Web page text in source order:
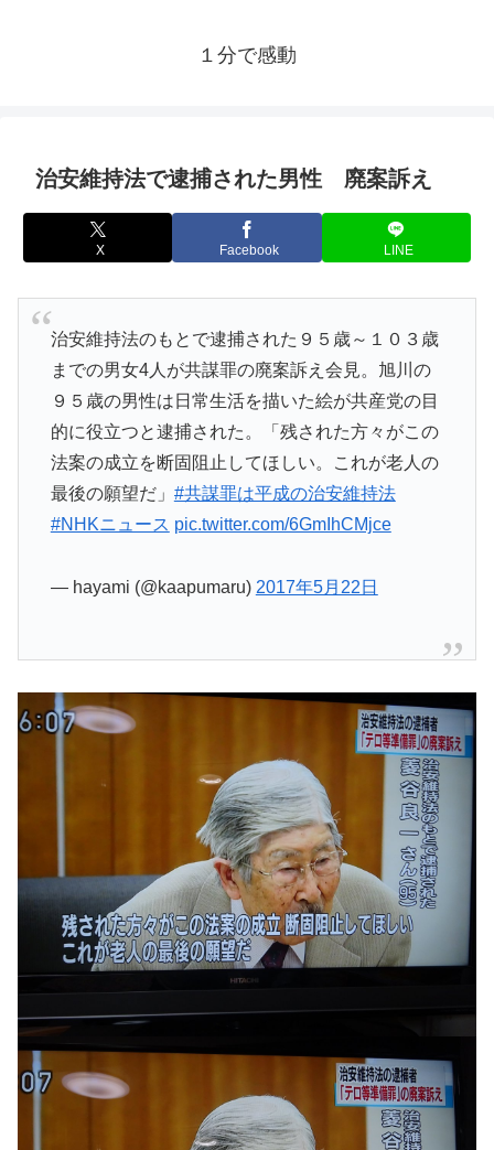
１分で感動
治安維持法で逮捕された男性 廃案訴え
X Facebook LINE
治安維持法のもとで逮捕された９５歳～１０３歳
までの男女4人が共謀罪の廃案訴え会見。旭川の
９５歳の男性は日常生活を描いた絵が共産党の目
的に役立つと逮捕された。「残された方々がこの
法案の成立を断固阻止してほしい。これが老人の
最後の願望だ」 #共謀罪は平成の治安維持法
#NHKニュース pic.twitter.com/6GmIhCMjce
— hayami (@kaapumaru) 2017年5月22日